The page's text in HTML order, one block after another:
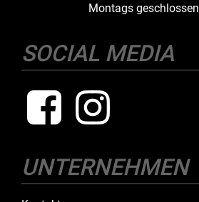
Montags geschlossen
SOCIAL MEDIA
UNTERNEHMEN